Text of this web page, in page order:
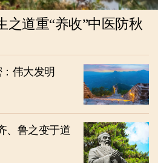
之道重“养收”中医防秋
伟大发明
、鲁之变于道